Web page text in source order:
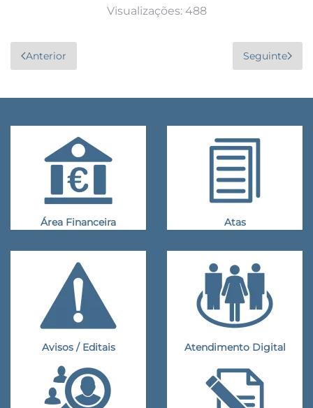
Visualizações: 488
Anterior Seguinte
Área Financeira Atas
Avisos / Editais Atendimento Digital